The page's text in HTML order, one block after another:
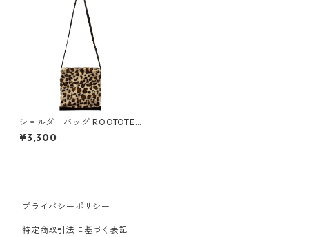
ショルダーバッグ ROOTOTE
babyroo ルートート LT.ベビー
ルー.フラットトートファー-B
¥3,300
プライバシーポリシー
特定商取引法に基づく表記